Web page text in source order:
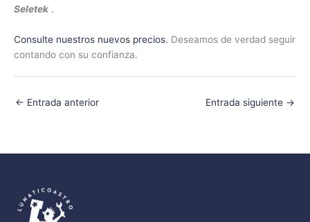
Seletek .
Consulte nuestros nuevos precios. Deseamos de verdad seguir
contando con su confianza.
← Entrada anterior Entrada siguiente →